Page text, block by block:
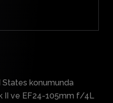
konumunda
II ve EF24-105mm f/4L